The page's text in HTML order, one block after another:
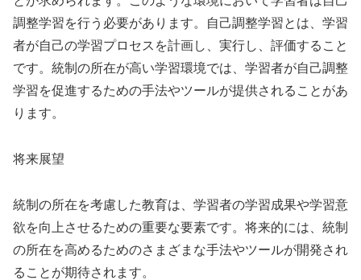
調整学習を行う必要があります。自己調整学習とは、学習
者が自己の学習プロセスを計画し、実行し、評価すること
です。統制の所在が高い学習環境では、学習者が自己調整
学習を促進するための手法やツールが提供されることがあ
ります。
将来展望
統制の所在を考慮した教育は、学習者の学習成果や学習意
欲を向上させるための重要な要素です。将来的には、統制
の所在を高めるためのさまざまな手法やツールが開発され
ることが期待されます。